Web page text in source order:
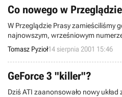
Co nowego w
W Przeglądzie Prasy zamieściliśmy
najnowszym, wrześniowym
zwykle spodziewajcie się
profesjonalnych materiałów o grach
Tomasz Pyzioł14 sierpnia 2001 15:46
GeForce 3 "killer"?
Dziś ATI zaanonsowało nowy